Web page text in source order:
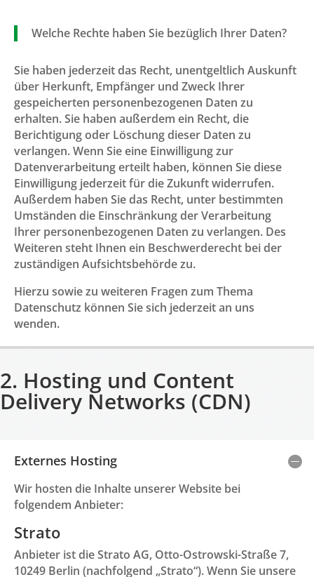
Welche Rechte haben Sie bezüglich Ihrer Daten?
Sie haben jederzeit das Recht, unentgeltlich Auskunft
über Herkunft, Empfänger und Zweck Ihrer
gespeicherten personenbezogenen Daten zu
erhalten. Sie haben außerdem ein Recht, die
Berichtigung oder Löschung dieser Daten zu
verlangen. Wenn Sie eine Einwilligung zur
Datenverarbeitung erteilt haben, können Sie diese
Einwilligung jederzeit für die Zukunft widerrufen.
Außerdem haben Sie das Recht, unter bestimmten
Umständen die Einschränkung der Verarbeitung
Ihrer personenbezogenen Daten zu verlangen. Des
Weiteren steht Ihnen ein Beschwerderecht bei der
zuständigen Aufsichtsbehörde zu.
Hierzu sowie zu weiteren Fragen zum Thema
Datenschutz können Sie sich jederzeit an uns
wenden.
2. Hosting und Content
Delivery Networks (CDN)
Externes Hosting
Wir hosten die Inhalte unserer Website bei
folgendem Anbieter:
Strato
Anbieter ist die Strato AG, Otto-Ostrowski-Straße 7,
10249 Berlin (nachfolgend „Strato“). Wenn Sie unsere